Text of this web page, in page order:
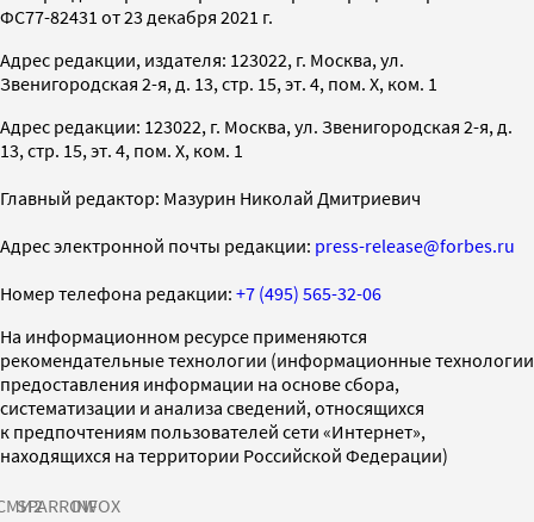
ФС77-82431 от 23 декабря 2021 г.
Адрес редакции, издателя: 123022, г. Москва, ул.
Звенигородская 2-я, д. 13, стр. 15, эт. 4, пом. X, ком. 1
Адрес редакции: 123022, г. Москва, ул. Звенигородская 2-я, д.
13, стр. 15, эт. 4, пом. X, ком. 1
Главный редактор: Мазурин Николай Дмитриевич
Адрес электронной почты редакции: press-release@forbes.ru
Номер телефона редакции: +7 (495) 565-32-06
На информационном ресурсе применяются
рекомендательные технологии (информационные технологии
предоставления информации на основе сбора,
систематизации и анализа сведений, относящихся
к предпочтениям пользователей сети «Интернет»,
находящихся на территории Российской Федерации)
SPARROWINFOX